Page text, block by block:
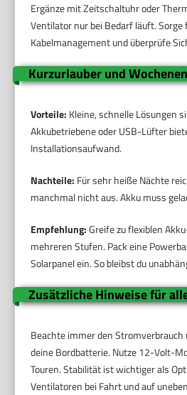
Ergänze mit Zeitschaltuhr oder
Ventilator nur bei Bedarf läuft. Sorge
Kabelmanagement und überprüfe
Kurzurlauber und
Vorteile: Kleine, schnelle Lösungen
Akkubetriebene oder USB-Lüfter
Installationsaufwand.
Nachteile: Für sehr heiße Nächte
manchmal nicht aus. Akku muss
Empfehlung:Greife zu flexiblen
mehreren Stufen. Pack eine
Solarpanel ein. So bleibst du
Zusätzliche Hinweise für
Beachte immer den
deine Bordbatterie. Nutze 12-Volt-
Touren. Stabilität ist wichtiger als
Ventilatoren bei Fahrt und auf